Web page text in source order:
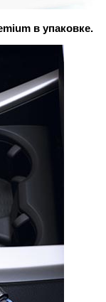
в упаковке.